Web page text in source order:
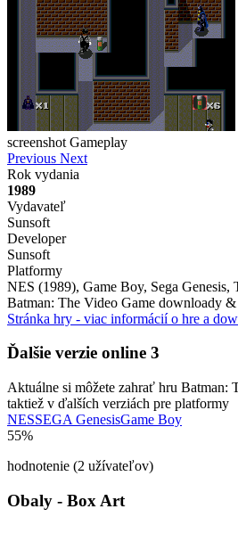
screenshot Gameplay
Previous Next
Rok vydania
1989
Vydavateľ
Sunsoft
Developer
Sunsoft
Platformy
NES (1989), Game Boy, Sega
Batman: The Video Game downloady
Stránka hry - viac informácií o hre a
Ďalšie verzie online 3
Aktuálne si môžete zahrať hru Batman:
taktiež v ďalších verziách pre platformy
NESSEGA GenesisGame Boy
55%
hodnotenie (2 užívateľov)
Obaly - Box Art